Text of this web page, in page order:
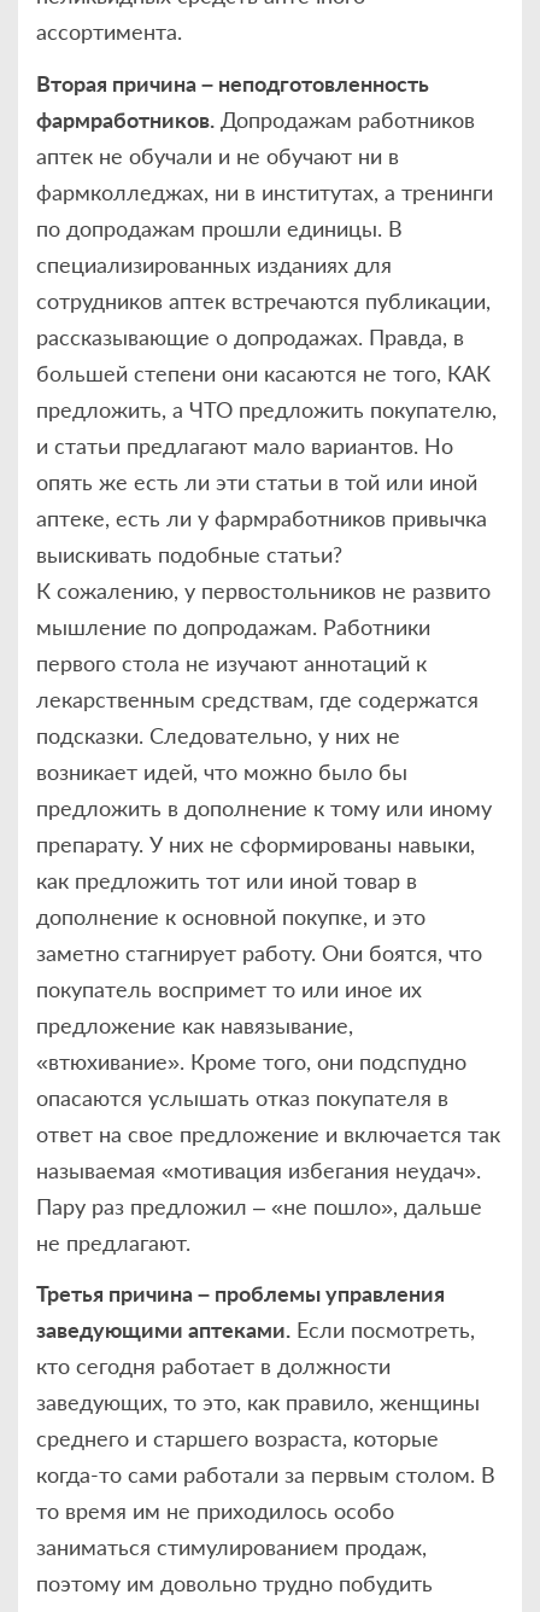
ассортимента.
Вторая причина – неподготовленность
фармработников. Допродажам работников
аптек не обучали и не обучают ни в
фармколледжах, ни в институтах, а тренинги
по допродажам прошли единицы. В
специализированных изданиях для
сотрудников аптек встречаются публикации,
рассказывающие о допродажах. Правда, в
большей степени они касаются не того, КАК
предложить, а ЧТО предложить покупателю,
и статьи предлагают мало вариантов. Но
опять же есть ли эти статьи в той или иной
аптеке, есть ли у фармработников привычка
выискивать подобные статьи?
К сожалению, у первостольников не развито
мышление по допродажам. Работники
первого стола не изучают аннотаций к
лекарственным средствам, где содержатся
подсказки. Следовательно, у них не
возникает идей, что можно было бы
предложить в дополнение к тому или иному
препарату. У них не сформированы навыки,
как предложить тот или иной товар в
дополнение к основной покупке, и это
заметно стагнирует работу. Они боятся, что
покупатель воспримет то или иное их
предложение как навязывание,
«втюхивание». Кроме того, они подспудно
опасаются услышать отказ покупателя в
ответ на свое предложение и включается так
называемая «мотивация избегания неудач».
Пару раз предложил – «не пошло», дальше
не предлагают.
Третья причина – проблемы управления
заведующими аптеками. Если посмотреть,
кто сегодня работает в должности
заведующих, то это, как правило, женщины
среднего и старшего возраста, которые
когда-то сами работали за первым столом. В
то время им не приходилось особо
заниматься стимулированием продаж,
поэтому им довольно трудно побудить